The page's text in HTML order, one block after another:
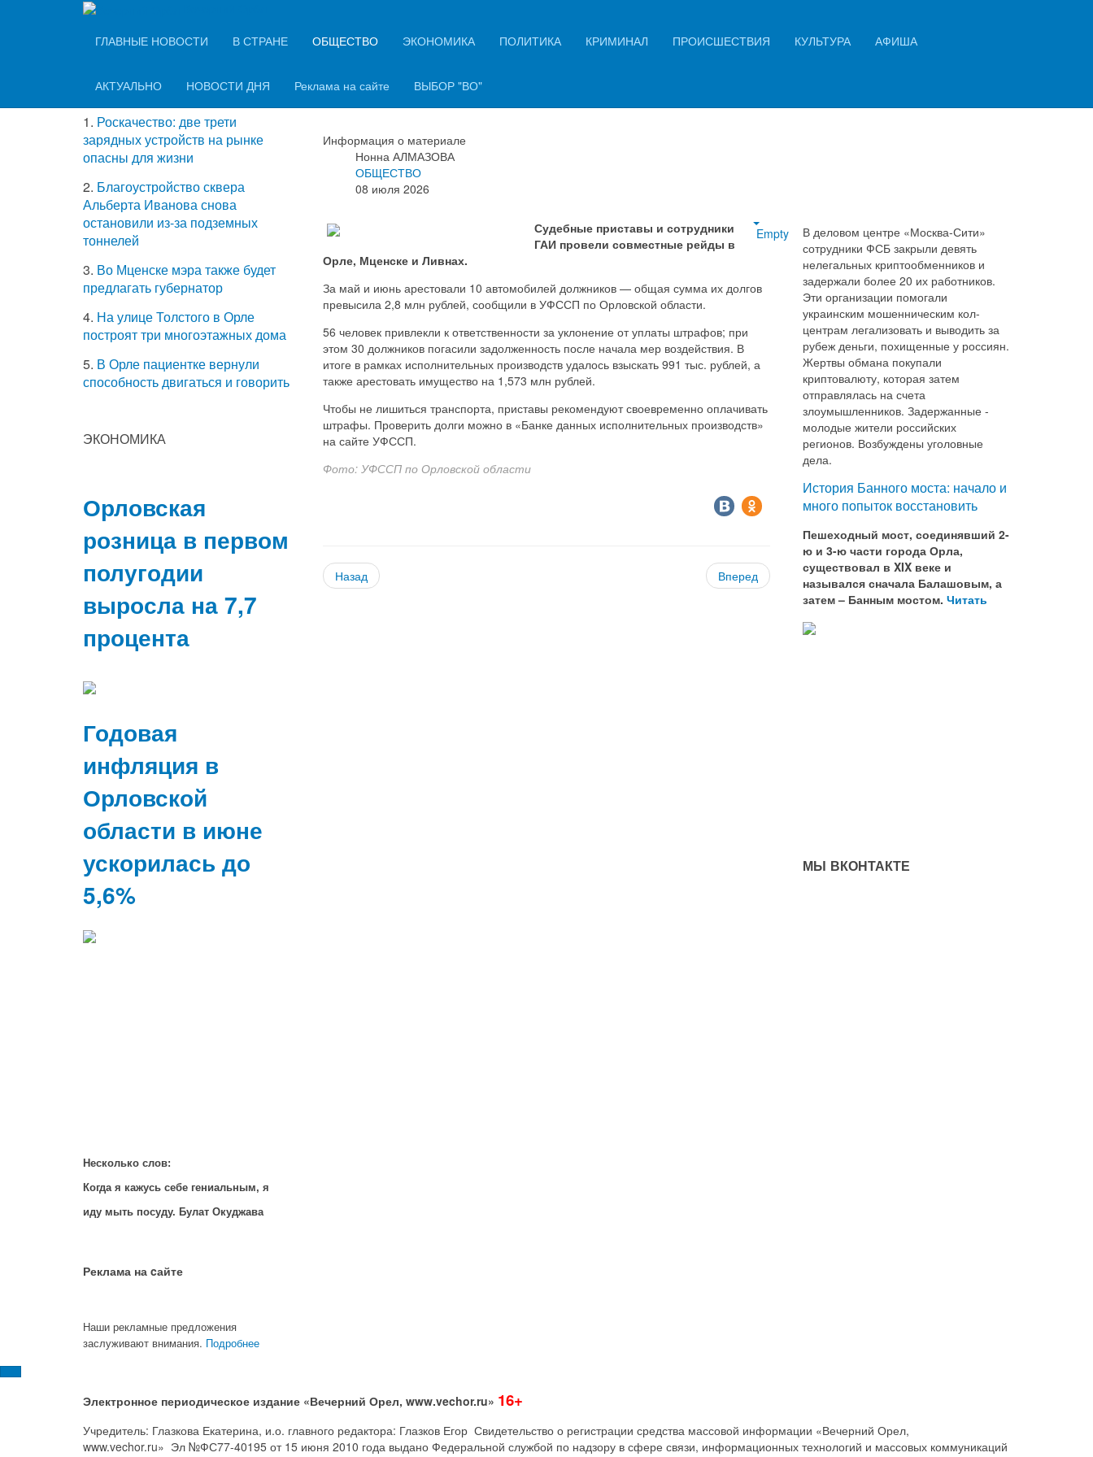
ГЛАВНЫЕ НОВОСТИ
В СТРАНЕ ОБЩЕСТВО ЭКОНОМИКА ПОЛИТИКА КРИМИНАЛ ПРОИСШЕСТВИЯ КУЛЬТУРА АФИША
АКТУАЛЬНО НОВОСТИ ДНЯ Реклама на сайте ВЫБОР "ВО"
Орловские должники лишились 10
автомобилей в ходе рейдов
Информация о материале
Нонна АЛМАЗОВА
ОБЩЕСТВО
08 июля 2026
Empty
Судебные приставы и сотрудники
ГАИ провели совместные рейды в
Орле, Мценске и Ливнах.
За май и июнь арестовали 10 автомобилей должников — общая сумма их долгов
превысила 2,8 млн рублей, сообщили в УФССП по Орловской области.
56 человек привлекли к ответственности за уклонение от уплаты штрафов; при
этом 30 должников погасили задолженность после начала мер воздействия. В
итоге в рамках исполнительных производств удалось взыскать 991 тыс. рублей, а
также арестовать имущество на 1,573 млн рублей.
Чтобы не лишиться транспорта, приставы рекомендуют своевременно оплачивать
штрафы. Проверить долги можно в «Банке данных исполнительных производств»
на сайте УФССП.
Фото: УФССП по Орловской области
Назад Вперед
1. Роскачество: две трети
зарядных устройств на рынке
опасны для жизни
2. Благоустройство сквера
Альберта Иванова снова
остановили из-за подземных
тоннелей
3. Во Мценске мэра также будет
предлагать губернатор
4. На улице Толстого в Орле
построят три многоэтажных дома
5. В Орле пациентке вернули
способность двигаться и говорить
ЭКОНОМИКА
Орловская
розница в первом
полугодии
выросла на 7,7
процента
Годовая
инфляция в
Орловской
области в июне
ускорилась до
5,6%
Несколько слов:
Когда я кажусь себе гениальным, я
иду мыть посуду. Булат Окуджава
Реклама на cайте
Наши рекламные предложения
заслуживают внимания. Подробнее
В деловом центре «Москва-Сити»
сотрудники ФСБ закрыли девять
нелегальных криптообменников и
задержали более 20 их работников.
Эти организации помогали
украинским мошенническим кол-
центрам легализовать и выводить за
рубеж деньги, похищенные у россиян.
Жертвы обмана покупали
криптовалюту, которая затем
отправлялась на счета
злоумышленников. Задержанные -
молодые жители российских
регионов. Возбуждены уголовные
дела.
История Банного моста: начало и
много попыток восстановить
Пешеходный мост, соединявший 2-
ю и 3-ю части города Орла,
существовал в XIX веке и
назывался сначала Балашовым, а
затем – Банным мостом. Читать
МЫ ВКОНТАКТЕ
Электронное периодическое издание «Вечерний Орел, www.vechor.ru» 16+
Учредитель: Глазкова Екатерина, и.о. главного редактора: Глазков Егор Свидетельство о регистрации средства массовой информации «Вечерний Орел,
www.vechor.ru» Эл №ФС77-40195 от 15 июня 2010 года выдано Федеральной службой по надзору в сфере связи, информационных технологий и массовых коммуникаций